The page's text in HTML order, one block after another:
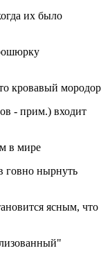
их было
кровавый мородор
- прим.) входит
в мире
говно нырнуть
ясным, что